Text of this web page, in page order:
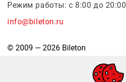
Режим работы: с 8:00 до 20:00
info@bileton.ru
© 2009 — 2026 Bileton